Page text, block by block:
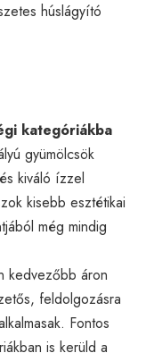
húslágyító
kategóriákba
gyümölcsök
kiváló ízzel
kisebb esztétikai
még mindig
kedvezőbb áron
feldolgozásra
Fontos
is kerüld a